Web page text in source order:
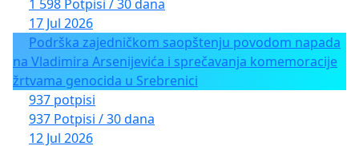
1 598 Potpisi / 30 dana
17 Jul 2026
Podrška zajedničkom saopštenju povodom napada
na Vladimira Arsenijevića i sprečavanja komemoracije
žrtvama genocida u Srebrenici
937 potpisi
937 Potpisi / 30 dana
12 Jul 2026